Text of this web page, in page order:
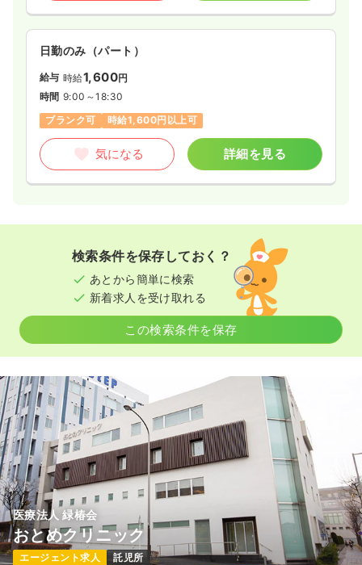
日勤のみ（パート）
給与 時給1,600円
時間 9:00～18:30
ブランク可
時給1,600円以上可
気になる 詳細を見る
検索条件を保存しておく？
あとから簡単に検索
新着求人を受け取れる
この検索条件を保存
医療法人 緑椿会
おとめクリニック
エージェント求人 託児所